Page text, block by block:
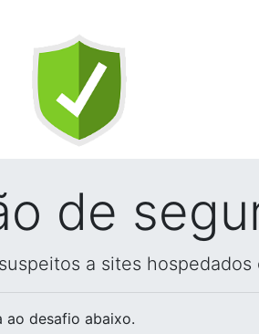
de
a sites hospedados
ao desafio abaixo.